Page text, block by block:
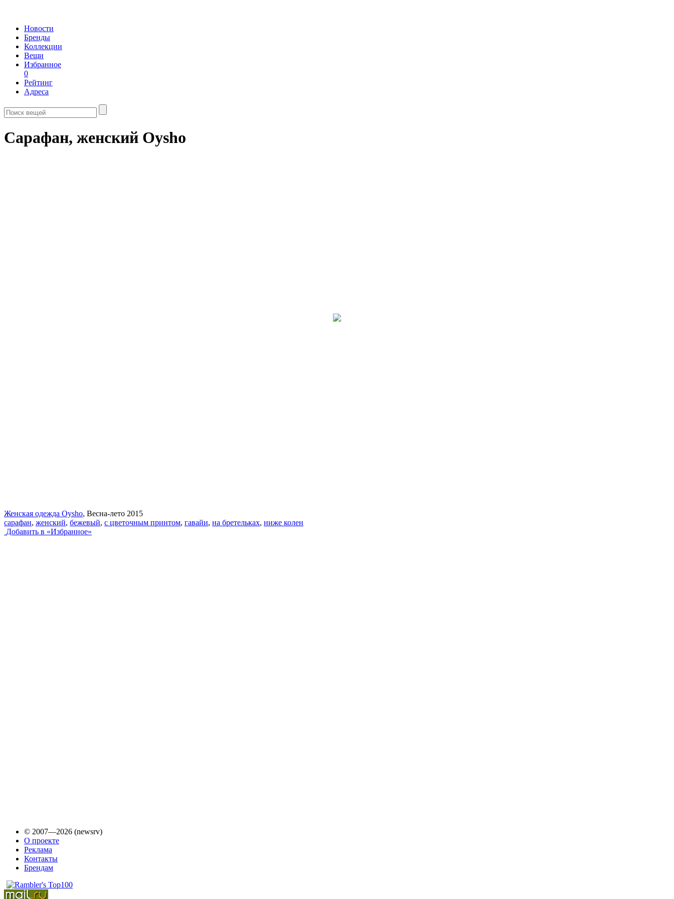
Новости
Бренды
Коллекции
Вещи
Избранное
0
Рейтинг
Адреса
Сарафан, женский Oysho
Женская одежда Oysho, Весна-лето 2015
сарафан, женский, бежевый, с цветочным принтом, гавайи, на бретельках, ниже колен
Добавить в «Избранное»
© 2007—2026 (newsrv)
О проекте
Реклама
Контакты
Брендам